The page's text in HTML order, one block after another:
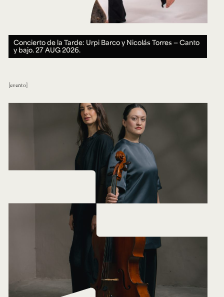
Concierto de la Tarde: Urpi Barco y Nicolás Torres — Canto
y bajo.27 AUG 2026.
evento